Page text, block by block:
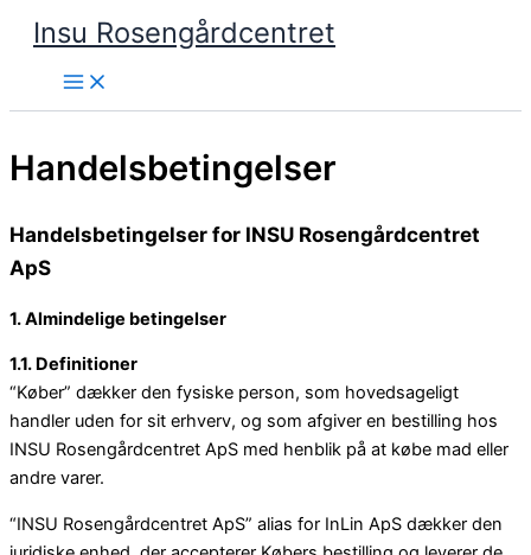
indholdet
Insu Rosengårdcentret
Menu
Handelsbetingelser
Handelsbetingelser for INSU Rosengårdcentret
ApS
1. Almindelige betingelser
1.1. Definitioner
“Køber” dækker den fysiske person, som hovedsageligt
handler uden for sit erhverv, og som afgiver en bestilling hos
INSU Rosengårdcentret ApS med henblik på at købe mad eller
andre varer.
“INSU Rosengårdcentret ApS” alias for InLin ApS dækker den